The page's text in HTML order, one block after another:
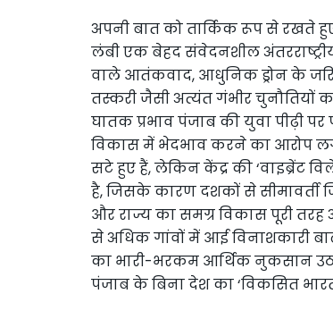
अपनी बात को तार्किक रूप से रखते
लंबी एक बेहद संवेदनशील
वाले आतंकवाद, आधुनिक ड्रोन के
तस्करी जैसी अत्यंत गंभीर चुनौतियों
घातक प्रभाव पंजाब की युवा पीढ़ी पर
विकास में भेदभाव करने का आरोप
सटे हुए हैं, लेकिन केंद्र की ‘वाइब्रेंट
है, जिसके कारण दशकों से सीमावर्ती
और राज्य का समग्र विकास पूरी तरह
से अधिक गांवों में आई विनाशकारी
का भारी-भरकम आर्थिक नुकसान
पंजाब के बिना देश का ‘विकसित